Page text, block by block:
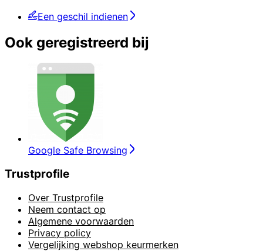
Een geschil indienen
Ook geregistreerd bij
Google Safe Browsing
Trustprofile
Over Trustprofile
Neem contact op
Algemene voorwaarden
Privacy policy
Vergelijking webshop keurmerken